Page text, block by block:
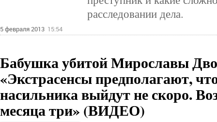
расследовании дела.
5 февраля 2013 15:54
Бабушка убитой Мирославы
«Экстрасенсы предполагают,
насильника выйдут не скоро.
месяца три» (ВИДЕО)